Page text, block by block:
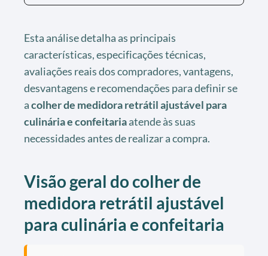
Esta análise detalha as principais
características, especificações técnicas,
avaliações reais dos compradores, vantagens,
desvantagens e recomendações para definir se
acolher de medidora retrátil ajustável para
culinária e confeitariaatende às suas
necessidades antes de realizar a compra.
Visão geral do colher de
medidora retrátil ajustável
para culinária e confeitaria